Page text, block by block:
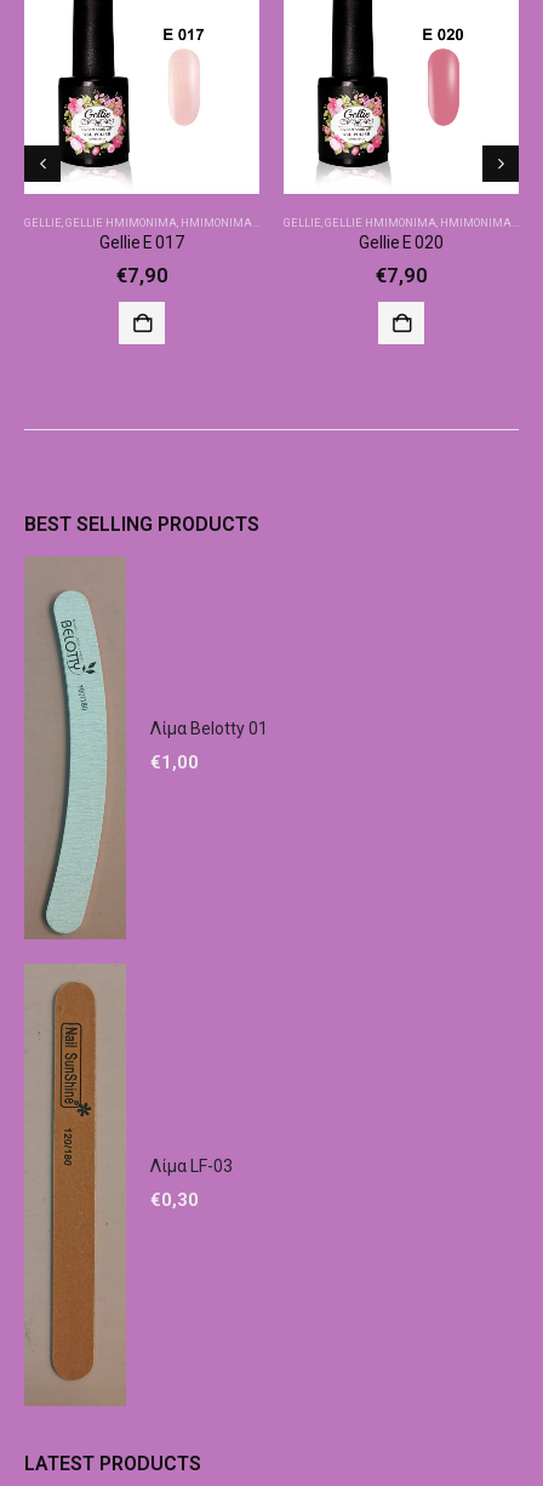
GELLIE GELLIE ΗΜΙΜΌΝΙΜΑ ΗΜΙΜΌΝΙΜΑ-ΒΑΣΙΚΆ ΧΡΏΜΑΤΑ
Gellie E 017
€7,90
GELLIE GELLIE ΗΜΙΜΌΝΙΜΑ ΗΜΙΜΌΝΙΜΑ-ΒΑΣΙΚΆ ΧΡΏΜΑΤΑ
Gellie E 020
€7,90
BEST SELLING PRODUCTS
Λίμα Belotty 01
€1,00
Λίμα LF-03
€0,30
LATEST PRODUCTS